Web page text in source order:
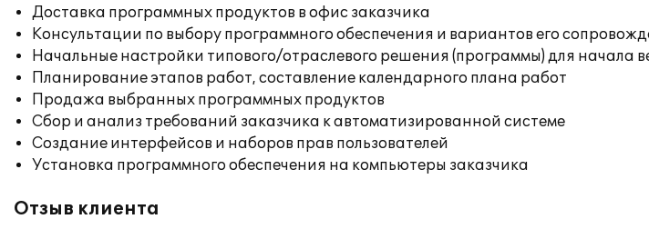
Доставка программных продуктов в офис заказчика
Консультации по выбору программного обеспечения и вариантов его
Начальные настройки типового/отраслевого решения (программы) для начала
Планирование этапов работ, составление календарного плана работ
Продажа выбранных программных продуктов
Сбор и анализ требований заказчика к автоматизированной системе
Создание интерфейсов и наборов прав пользователей
Установка программного обеспечения на компьютеры заказчика
Отзыв клиента